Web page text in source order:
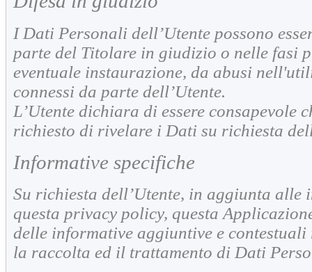
I Dati Personali dell’Utente possono
parte del Titolare in giudizio o nelle fasi
eventuale instaurazione, da abusi
connessi da parte dell’Utente.
L’Utente dichiara di essere consapevole
richiesto di rivelare i Dati su richiesta
Informative specifiche
Su richiesta dell’Utente, in aggiunta alle
questa privacy policy, questa
delle informative aggiuntive e
la raccolta ed il trattamento di Dati